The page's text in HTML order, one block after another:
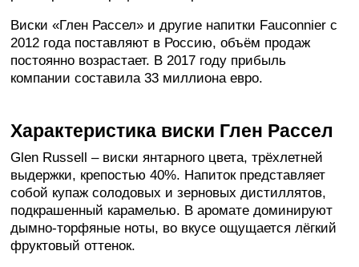
Виски «Глен Рассел» и другие напитки Fauconnier с
2012 года поставляют в Россию, объём продаж
постоянно возрастает. В 2017 году прибыль
компании составила 33 миллиона евро.
Характеристика виски Глен Рассел
Glen Russell – виски янтарного цвета, трёхлетней
выдержки, крепостью 40%. Напиток представляет
собой купаж солодовых и зерновых дистиллятов,
подкрашенный карамелью. В аромате доминируют
дымно-торфяные ноты, во вкусе ощущается лёгкий
фруктовый оттенок.